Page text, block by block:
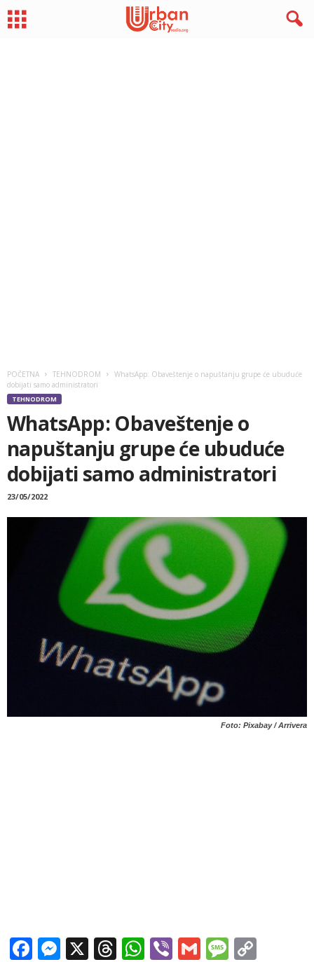
POČETNA TEHNODROM
WhatsApp: Obaveštenje o napuštanju grupe će ubuduće
dobijati samo administratori
TEHNODROM
WhatsApp: Obaveštenje o
napuštanju grupe će ubuduće
dobijati samo administratori
23/05/2022
Foto: Pixabay / Arrivera
Facebook
Messenger
X Threads
WhatsApp
ViberGmail